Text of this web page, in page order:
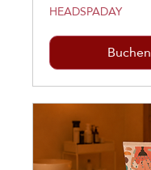
HEADSPADAY
Buchen